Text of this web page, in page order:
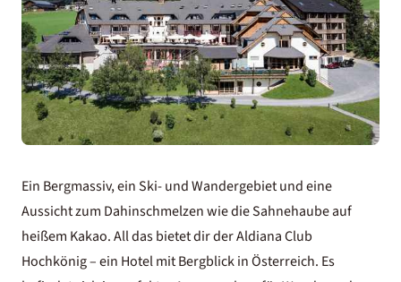
Ein Bergmassiv, ein Ski- und Wandergebiet und eine
Aussicht zum Dahinschmelzen wie die Sahnehaube auf
heißem Kakao. All das bietet dir derAldiana Club
Hochkönig– ein Hotel mit Bergblick in Österreich. Es